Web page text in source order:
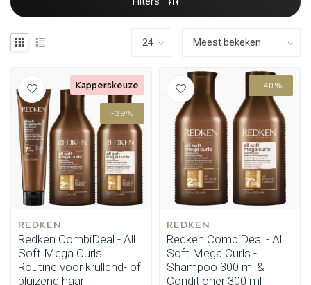
-39%
REDKEN
Redken CombiDeal - All
Soft Mega Curls |
Routine voor krullend- of
pluizend haar
Kapperskeuze -40%
REDKEN
Redken CombiDeal - All
Soft Mega Curls -
Shampoo 300 ml &
Conditioner 300 ml